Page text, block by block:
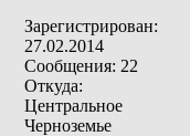
Зарегистрирован:
27.02.2014
Сообщения: 22
Откуда:
Центральное
Черноземье